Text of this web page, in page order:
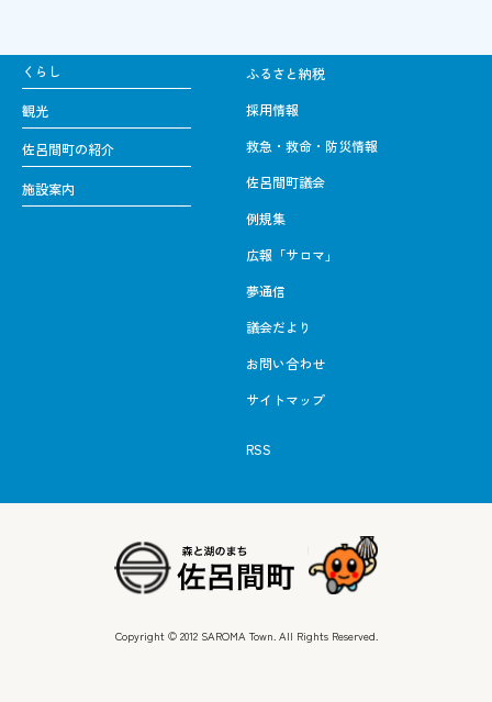
くらし
観光
佐呂間町の紹介
施設案内
ふるさと納税
採用情報
救急・救命・防災情報
佐呂間町議会
例規集
広報「サロマ」
夢通信
議会だより
お問い合わせ
サイトマップ
RSS
Copyright © 2012 SAROMA Town. All Rights Reserved.